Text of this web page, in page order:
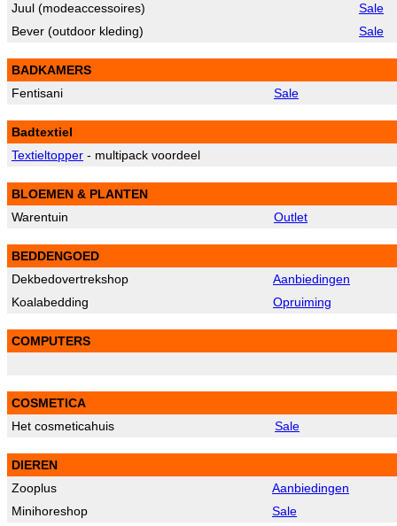
Juul (modeaccessoires)
Sale
Bever (outdoor kleding)
Sale
BADKAMERS
Fentisani
Sale
Badtextiel
Textieltopper - multipack voordeel
BLOEMEN & PLANTEN
Warentuin
Outlet
BEDDENGOED
Dekbedovertrekshop
Aanbiedingen
Koalabedding
Opruiming
COMPUTERS
COSMETICA
Het cosmeticahuis
Sale
DIEREN
Zooplus
Aanbiedingen
Minihoreshop
Sale